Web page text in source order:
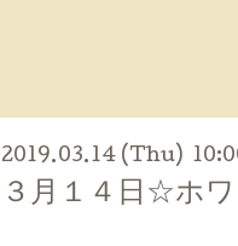
2019.03.14 (Thu)
３月１４日☆ホ